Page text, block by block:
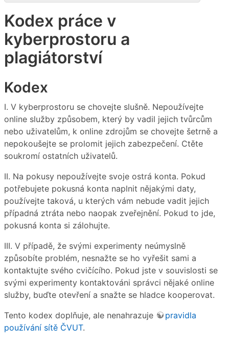
Kodex práce v
kyberprostoru a
plagiátorství
Kodex
I. V kyberprostoru se chovejte slušně. Nepoužívejte
online služby způsobem, který by vadil jejich tvůrcům
nebo uživatelům, k online zdrojům se chovejte šetrně a
nepokoušejte se prolomit jejich zabezpečení. Ctěte
soukromí ostatních uživatelů.
II. Na pokusy nepoužívejte svoje ostrá konta. Pokud
potřebujete pokusná konta naplnit nějakými daty,
používejte taková, u kterých vám nebude vadit jejich
případná ztráta nebo naopak zveřejnění. Pokud to jde,
pokusná konta si zálohujte.
III. V případě, že svými experimenty neúmyslně
způsobíte problém, nesnažte se ho vyřešit sami a
kontaktujte svého cvičícího. Pokud jste v souvislosti se
svými experimenty kontaktováni správci nějaké online
služby, buďte otevření a snažte se hladce kooperovat.
Tento kodex doplňuje, ale nenahrazuje
pravidla
používání sítě ČVUT.